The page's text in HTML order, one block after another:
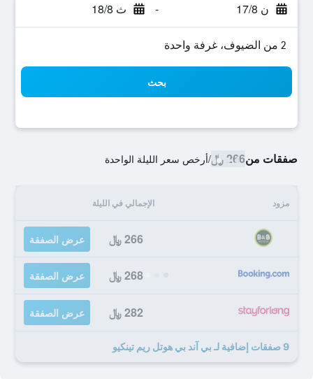
ن 17/8 - ث 18/8
2 من الضيوف، غرفة واحدة
بحث
صفقات من266 ﷼ /أرخص سعر الليلة الواحدة
مزود الإجمالي في الليلة
266 ﷼ عرض الصفقة
268 ﷼ عرض الصفقة
282 ﷼ عرض الصفقة
9 صفقات إضافية لـ بي آند بي هوتل ريم تينكيو